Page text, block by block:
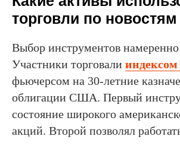
торговли по
Выбор инструментов
Участники торговали индексом
фьючерсом на 30-летние
облигации США. Первый
состояние широкого
акций. Второй позволял